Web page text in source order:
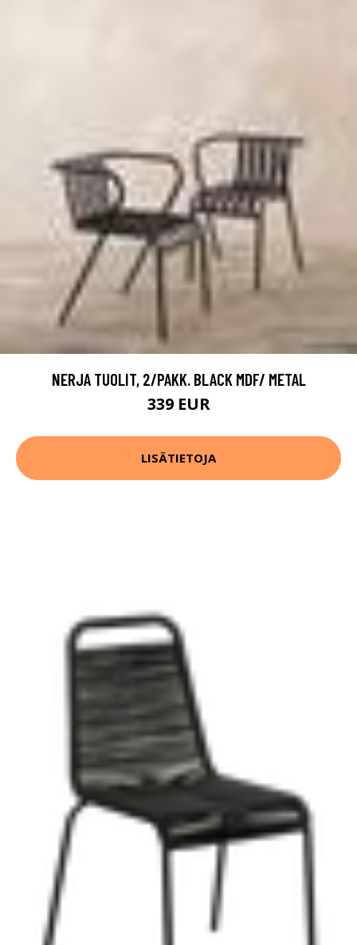
NERJA TUOLIT, 2/PAKK. BLACK MDF/ METAL
339 EUR
LISÄTIETOJA